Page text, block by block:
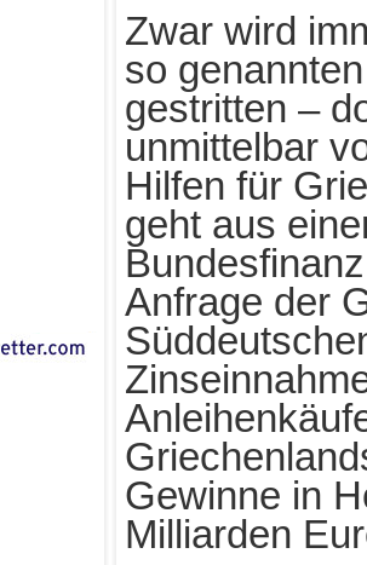
Zwar wird
so
gestritten –
unmittelbar
Hilfen für
geht aus
Anfrage der
Gewinne in
Milliarden